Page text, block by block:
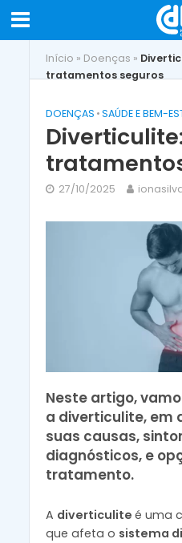
Início » Doenças »
tratamentos seguros
DOENÇAS •SAÚDE E BEM-
27/10/2025
Neste artigo,
a diverticulite, em
suas causas,
diagnósticos, e
tratamento.
A diverticulite é uma
que afeta o sistema